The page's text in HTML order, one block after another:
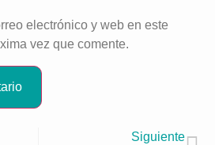
electrónico y web en este
vez que comente.
Siguiente